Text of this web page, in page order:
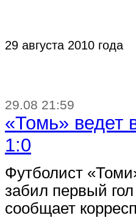
29 августа 2010 года
29.08 21:59
«Томь» ведет
1:0
Футболист
забил первый
сообщает